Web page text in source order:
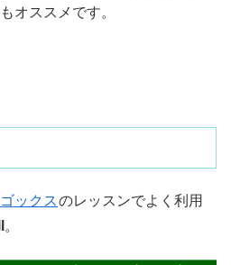
オススメです。
ックスのレッスンでよく利用
。